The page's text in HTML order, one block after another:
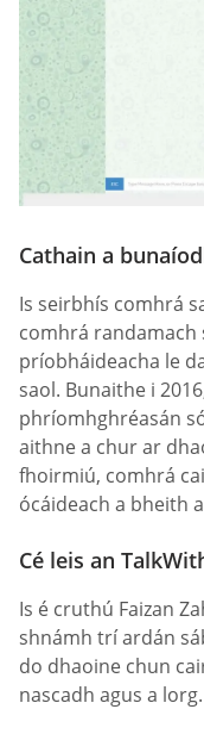
Cathain a
Is seirbhís comhrá
comhrá randamach
príobháideacha le
saol. Bunaithe i
phríomhghréasán
aithne a chur ar
fhoirmiú, comhrá
ócáideach a bheith
Cé leis an
Is é cruthú Faizan
shnámh trí ardán
do dhaoine chun
nascadh agus a lorg.